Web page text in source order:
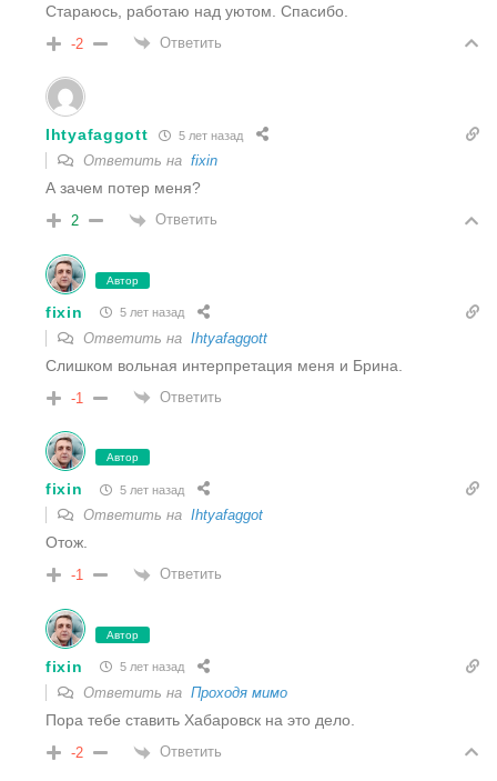
Стараюсь, работаю над уютом. Спасибо.
-2 Ответить
Ihtyafaggott 5 лет назад
Ответить на fixin
А зачем потер меня?
2 Ответить
Автор
fixin 5 лет назад
Ответить на Ihtyafaggott
Слишком вольная интерпретация меня и Брина.
-1 Ответить
Автор
fixin 5 лет назад
Ответить на Ihtyafaggot
Отож.
-1 Ответить
Автор
fixin 5 лет назад
Ответить на Проходя мимо
Пора тебе ставить Хабаровск на это дело.
-2 Ответить